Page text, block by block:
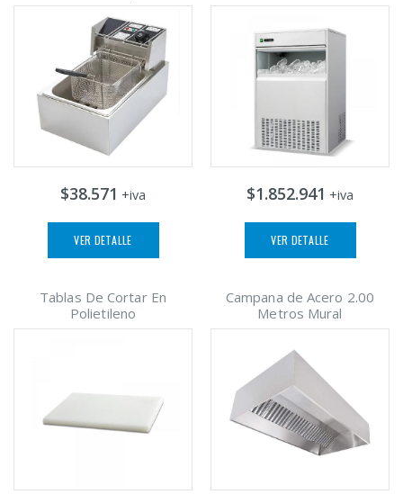
$38.571 +iva
VER DETALLE
$1.852.941 +iva
VER DETALLE
Tablas De Cortar En
Polietileno
Campana de Acero 2.00
Metros Mural